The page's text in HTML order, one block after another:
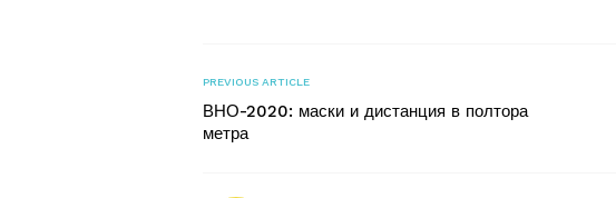
PREVIOUS ARTICLE
ВНО-2020: маски и дистанция в полтора
метра